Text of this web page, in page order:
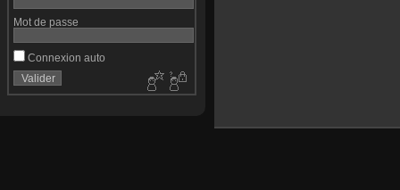
Mot de passe
Connexion auto